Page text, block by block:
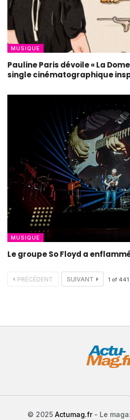
MUSIQUE
Pauline Paris dévoile « La
single cinématographique
MUSIQUE
Le groupe So Floyd a
PRÉCÉDENT SUIVANT 1 of 441
© 2025 Actumag.fr- Le